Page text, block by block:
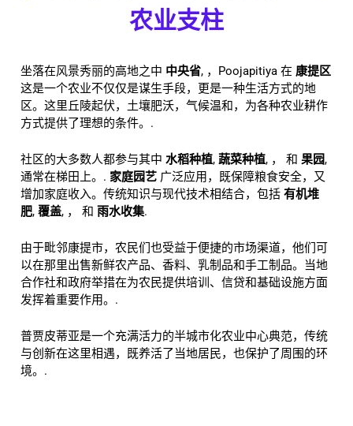
农业支柱
坐落在风景秀丽的高地之中 中央省, ，Poojapitiya 在 康提区
这是一个农业不仅仅是谋生手段，更是一种生活方式的地
区。这里丘陵起伏，土壤肥沃，气候温和，为各种农业耕作
方式提供了理想的条件。.
社区的大多数人都参与其中 水稻种植, 蔬菜种植, ， 和 果园,
通常在梯田上。. 家庭园艺 广泛应用，既保障粮食安全，又
增加家庭收入。传统知识与现代技术相结合，包括 有机堆
肥, 覆盖, ， 和 雨水收集.
由于毗邻康提市，农民们也受益于便捷的市场渠道，他们可
以在那里出售新鲜农产品、香料、乳制品和手工制品。当地
合作社和政府举措在为农民提供培训、信贷和基础设施方面
发挥着重要作用。.
普贾皮蒂亚是一个充满活力的半城市化农业中心典范，传统
与创新在这里相遇，既养活了当地居民，也保护了周围的环
境。.